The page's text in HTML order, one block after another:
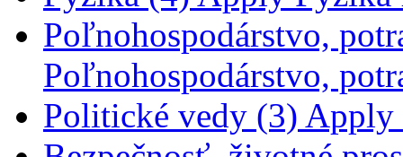
Poľnohospodárstvo,
Poľnohospodárstvo,
Politické vedy (3) Apply